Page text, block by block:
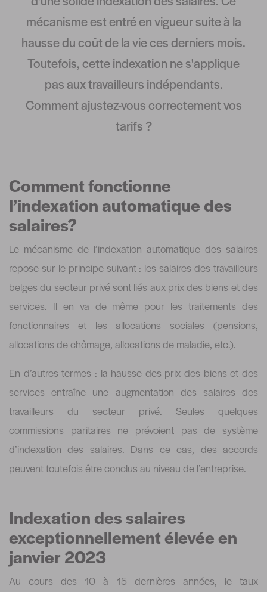
mécanisme est entré en vigueur suite à la
hausse du coût de la vie ces derniers mois.
Toutefois, cette indexation ne s'applique
pas aux travailleurs indépendants.
Comment ajustez-vous correctement vos
tarifs ?
Comment fonctionne
l’indexation automatique des
salaires?
Le mécanisme de l’indexation automatique des salaires
repose sur le principe suivant : les salaires des travailleurs
belges du secteur privé sont liés aux prix des biens et des
services. Il en va de même pour les traitements des
fonctionnaires et les allocations sociales (pensions,
allocations de chômage, allocations de maladie, etc.).
En d’autres termes : la hausse des prix des biens et des
services entraîne une augmentation des salaires des
travailleurs du secteur privé. Seules quelques
commissions paritaires ne prévoient pas de système
d’indexation des salaires. Dans ce cas, des accords
peuvent toutefois être conclus au niveau de l’entreprise.
Indexation des salaires
exceptionnellement élevée en
janvier 2023
Au cours des 10 à 15 dernières années, le taux